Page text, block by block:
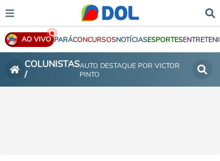
AO VIVO PARÁCONCURSOSNOTÍCIASESPORTES
COLUNISTAS
/
AUTO DESTAQUE POR VICTOR
PINTO